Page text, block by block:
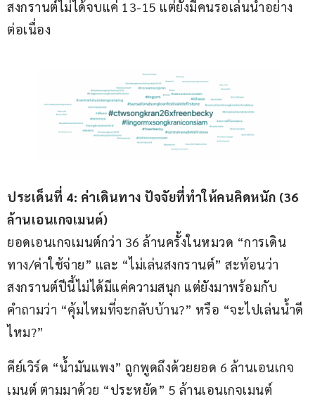
สงกรานต์ไม่ได้จบแค่ 13-15 แต่ยังมีคนรอเล่นน้ำอย่าง
ต่อเนื่อง
ประเด็นที่ 4: ค่าเดินทาง ปัจจัยที่ทำให้คนคิดหนัก (36
ล้านเอนเกจเมนต์)
ยอดเอนเกจเมนต์กว่า 36 ล้านครั้งในหมวด “การเดิน
ทาง/ค่าใช้จ่าย” และ “ไม่เล่นสงกรานต์” สะท้อนว่า
สงกรานต์ปีนี้ไม่ได้มีแค่ความสนุก แต่ยังมาพร้อมกับ
คำถามว่า “คุ้มไหมที่จะกลับบ้าน?” หรือ “จะไปเล่นน้ำดี
ไหม?”
คีย์เวิร์ด “น้ำมันแพง” ถูกพูดถึงด้วยยอด 6 ล้านเอนเกจ
เมนต์ ตามมาด้วย “ประหยัด” 5 ล้านเอนเกจเมนต์